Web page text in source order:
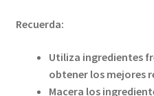
Recuerda:
Utiliza ingredientes
obtener los mejores
Macera los